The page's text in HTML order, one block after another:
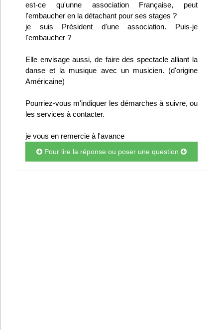
Nous contacter
est-ce qu'unne association Française, peut
l'embaucher en la détachant pour ses stages ?
je suis Président d'une association. Puis-je
l'embaucher ?
Elle envisage aussi, de faire des spectacle alliant la
danse et la musique avec un musicien. (d'origine
Américaine)
Pourriez-vous m'indiquer les démarches à suivre, ou
les services à contacter.
je vous en remercie à l'avance
Pour lire la réponse ou poser une question